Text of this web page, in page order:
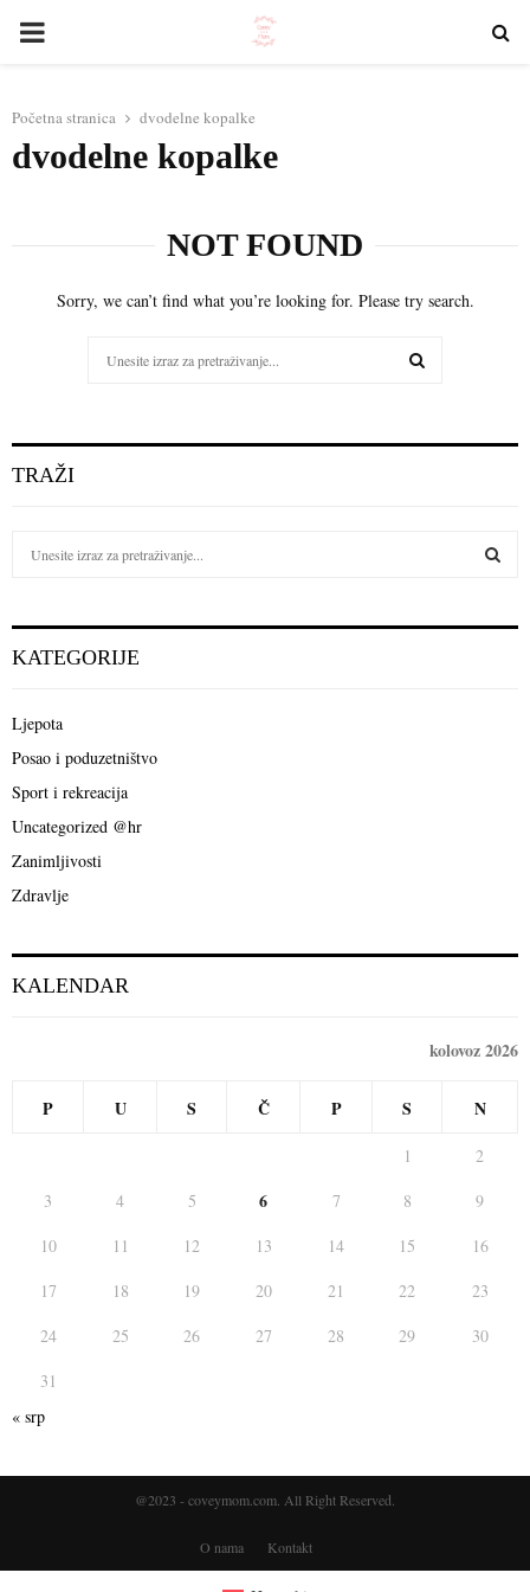
PRIMARY
Početna stranica dvodelne kopalke
dvodelne kopalke
NOT FOUND
Sorry, we can’t find what you’re looking for. Please try search.
for:
TRAŽI
h
o
:
KATEGORIJE
Ljepota
Posao i poduzetništvo
Sport i rekreacija
Uncategorized @hr
Zanimljivosti
Zdravlje
KALENDAR
kolovoz 2026
P U S Č P S N
1
2
3
4 5 6 7 8
9
10
11 12 13 14 15
16
17
18 19 20 21 22
23
24
25 26 27 28 29
30
31
« srp
@2023 - coveymom.com. All Right Reserved.
O nama Kontakt